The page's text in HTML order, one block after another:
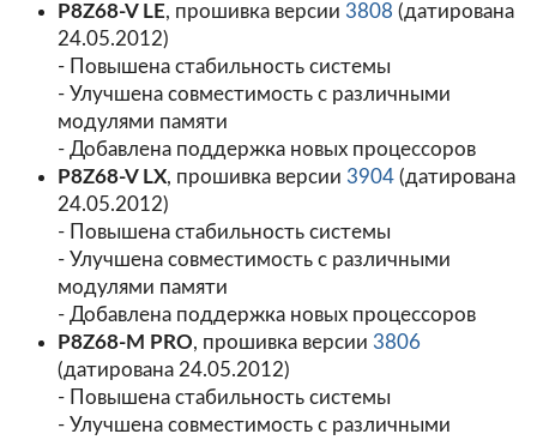
P8Z68-V LE, прошивка версии 3808 (датирована
24.05.2012)
- Повышена стабильность системы
- Улучшена совместимость с различными
модулями памяти
- Добавлена поддержка новых процессоров
P8Z68-V LX, прошивка версии 3904(датирована
24.05.2012)
- Повышена стабильность системы
- Улучшена совместимость с различными
модулями памяти
- Добавлена поддержка новых процессоров
P8Z68-M PRO, прошивка версии 3806
(датирована 24.05.2012)
- Повышена стабильность системы
- Улучшена совместимость с различными